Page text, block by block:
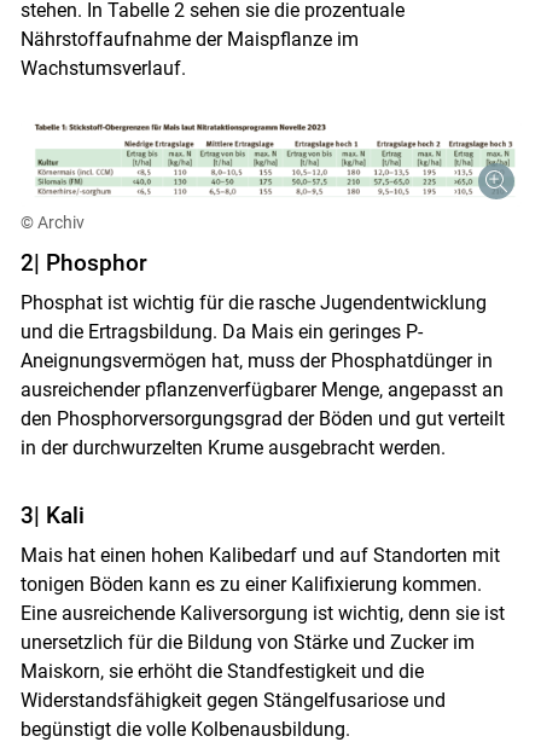
stehen. In Tabelle 2 sehen sie die prozentuale
Nährstoffaufnahme der Maispflanze im
Wachstumsverlauf.
© Archiv
2| Phosphor
Phosphat ist wichtig für die rasche Jugendentwicklung
und die Ertragsbildung. Da Mais ein geringes P-
Aneignungsvermögen hat, muss der Phosphatdünger in
ausreichender pflanzenverfügbarer Menge, angepasst an
den Phosphorversorgungsgrad der Böden und gut verteilt
in der durchwurzelten Krume ausgebracht werden.
3| Kali
Mais hat einen hohen Kalibedarf und auf Standorten mit
tonigen Böden kann es zu einer Kalifixierung kommen.
Eine ausreichende Kaliversorgung ist wichtig, denn sie ist
unersetzlich für die Bildung von Stärke und Zucker im
Maiskorn, sie erhöht die Standfestigkeit und die
Widerstandsfähigkeit gegen Stängelfusariose und
begünstigt die volle Kolbenausbildung.